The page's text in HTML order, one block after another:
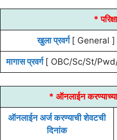
*
खुला प्रवर्ग [ General ]
मागास प्रवर्ग [ OBC/Sc/St/
* ऑनलाईन
ऑनलाईन अर्ज करण्याची शेवटची
दिनांक